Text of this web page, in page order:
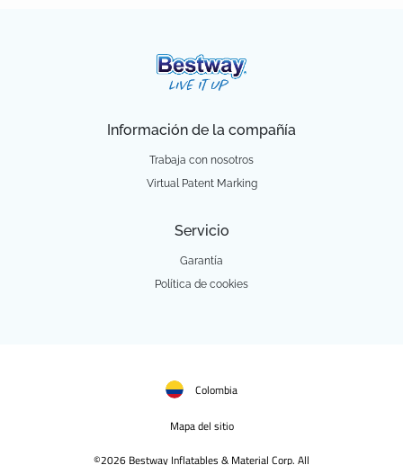
Información de la compañía
Trabaja con nosotros
Virtual Patent Marking
Servicio
Garantía
Política de cookies
Colombia
Mapa del sitio
©2026 Bestway Inflatables & Material Corp. All